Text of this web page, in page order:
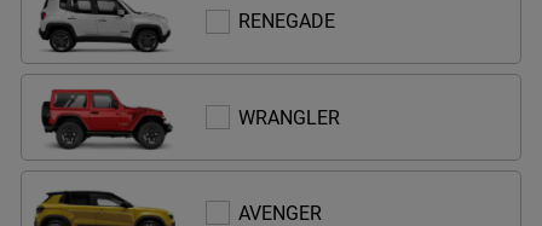
RENEGADERENEGADE
WRANGLER
AVENGER